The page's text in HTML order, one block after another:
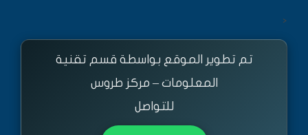
<
تم تطوير الموقع بواسطة قسم تقنية
المعلومات – مركز طروس
للتواصل